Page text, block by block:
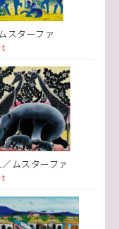
スターファ
ムスターファ